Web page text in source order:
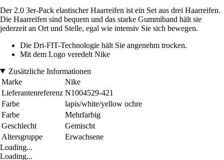
Der 2.0 3er-Pack elastischer Haarreifen ist ein Set aus drei Haarreifen.
Die Haarreifen sind bequem und das starke Gummiband hält sie
jederzeit an Ort und Stelle, egal wie intensiv Sie sich bewegen.
Die Dri-FIT-Technologie hält Sie angenehm trocken.
Mit dem Logo veredelt Nike
Zusätzliche Informationen
Marke
Nike
Lieferantenreferenz N1004529-421
Farbe
lapis/white/yellow ochre
Farbe
Mehrfarbig
Geschlecht
Gemischt
Altersgruppe
Erwachsene
Loading...
Loading...